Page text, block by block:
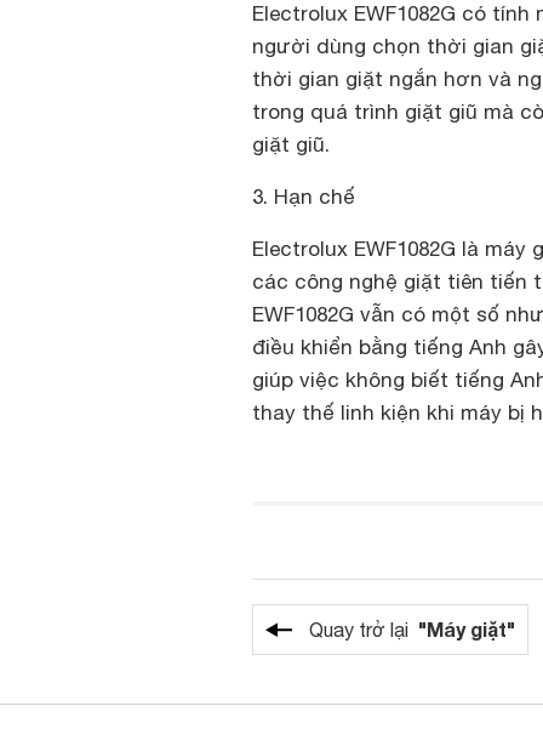
Electrolux EWF1082G có
người dùng chọn thời gian
thời gian giặt ngắn hơn và
trong quá trình giặt giũ mà
giặt giũ.
3. Hạn chế
Electrolux EWF1082G là
các công nghệ giặt tiên tiến
EWF1082G vẫn có một số
điều khiển bằng tiếng Anh
giúp việc không biết tiếng
thay thế linh kiện khi máy bị
Quay trở lại "Máy giặt"